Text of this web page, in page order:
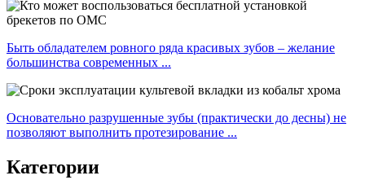
Быть обладателем ровного ряда красивых зубов – желание
большинства современных ...
Основательно разрушенные зубы (практически до десны) не
позволяют выполнить протезирование ...
Категории